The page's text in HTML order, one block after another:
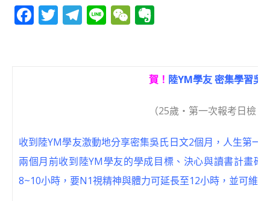
F
o
k
T T Li W
r
n
o
te
賀！ 陸YM學友 密集學習吳
（25歲‧第一次報考日檢
收到陸YM學友激動地分享密集吳氏日文2個月，人生第
兩個月前收到陸YM學友的學成目標、決心與讀書計畫
8~10小時，要N1視精神與體力可延長至12小時，並可維